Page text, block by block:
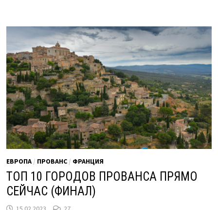
ЕВРОПА / ПРОВАНС / ФРАНЦИЯ
ТОП 10 ГОРОДОВ ПРОВАНСА ПРЯМО
СЕЙЧАС (ФИНАЛ)